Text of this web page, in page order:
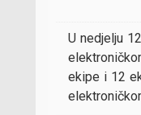
U nedjelju
ekipe i 12